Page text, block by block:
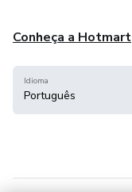
Conheça a Hotmart
Idioma
Português